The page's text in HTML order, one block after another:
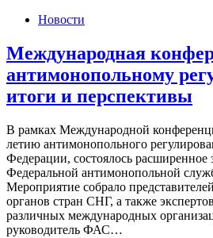
Новости
Международная
антимонопольному
итоги и перспективы
В рамках Международной
летию антимонопольного
Федерации, состоялось расширенное
Федеральной антимонопольной
Мероприятие собрало
органов стран СНГ, а также
различных международных
руководитель ФАС…